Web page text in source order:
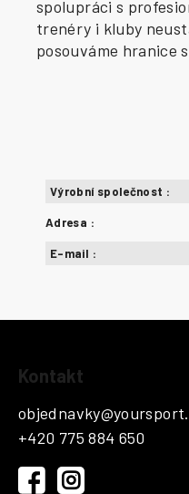
spolupráci s
trenéry i kluby
posouváme hranice
Výrobní společnost :
Adresa :
E-mail :
Kontakt
objednavky@
+420 775 884 650